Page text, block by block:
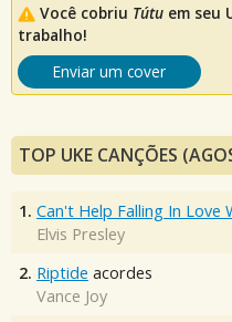
Você cobriu Tútu em seu
trabalho!
Enviar um cover
TOP UKE CANÇÕES
1. Can't Help Falling In Love
Elvis Presley
2. Riptide acordes
Vance Joy